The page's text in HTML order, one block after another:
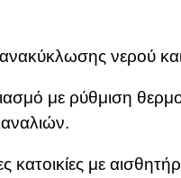
νερού
με ρύθμιση
κατοικίες με